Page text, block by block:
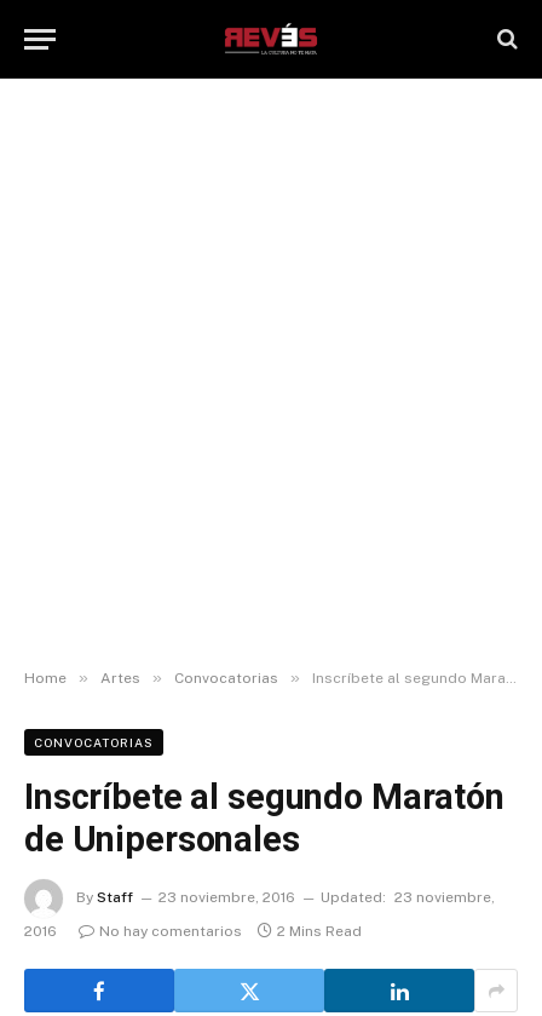
Home » Artes » Convocatorias » Inscríbete al segundo Maratón de Unipersonales
CONVOCATORIAS
Inscríbete al segundo Maratón
de Unipersonales
By Staff 23 noviembre, 2016 Updated: 23 noviembre,
2016
No hay comentarios 2 Mins Read